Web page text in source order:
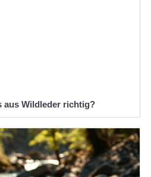
aus Wildleder richtig?